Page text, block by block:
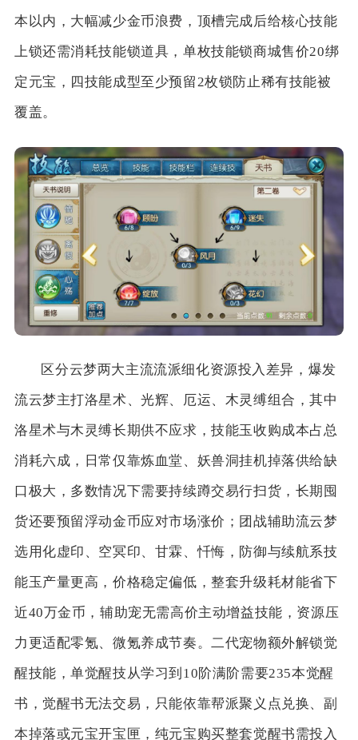
本以内，大幅减少金币浪费，顶槽完成后给核心技能
上锁还需消耗技能锁道具，单枚技能锁商城售价20绑
定元宝，四技能成型至少预留2枚锁防止稀有技能被
覆盖。
区分云梦两大主流流派细化资源投入差异，爆发
流云梦主打洛星术、光辉、厄运、木灵缚组合，其中
洛星术与木灵缚长期供不应求，技能玉收购成本占总
消耗六成，日常仅靠炼血堂、妖兽洞挂机掉落供给缺
口极大，多数情况下需要持续蹲交易行扫货，长期囤
货还要预留浮动金币应对市场涨价；团战辅助流云梦
选用化虚印、空冥印、甘霖、忏悔，防御与续航系技
能玉产量更高，价格稳定偏低，整套升级耗材能省下
近40万金币，辅助宠无需高价主动增益技能，资源压
力更适配零氪、微氪养成节奏。二代宠物额外解锁觉
醒技能，单觉醒技从学习到10阶满阶需要235本觉醒
书，觉醒书无法交易，只能依靠帮派聚义点兑换、副
本掉落或元宝开宝匣，纯元宝购买整套觉醒书需投入